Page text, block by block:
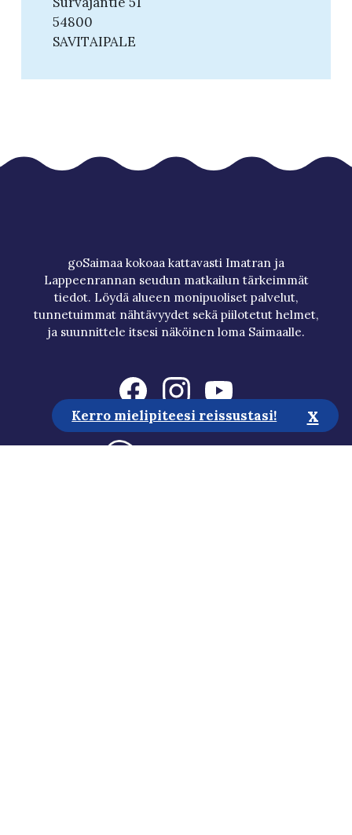
54800
SAVITAIPALE
goSaimaa kokoaa kattavasti Imatran ja
Lappeenrannan seudun matkailun tärkeimmät
tiedot. Löydä alueen monipuoliset palvelut,
tunnetuimmat nähtävyydet sekä piilotetut helmet,
ja suunnittele itsesi näköinen loma Saimaalle.
Kerro mielipiteesi reissustasi! x